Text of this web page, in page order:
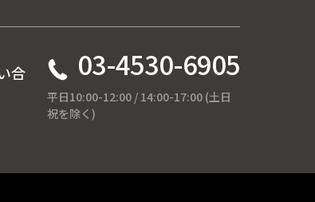
合
03-4530-6905
平日10:00-12:00 / 14:00-17:00 (土日
祝を除く)